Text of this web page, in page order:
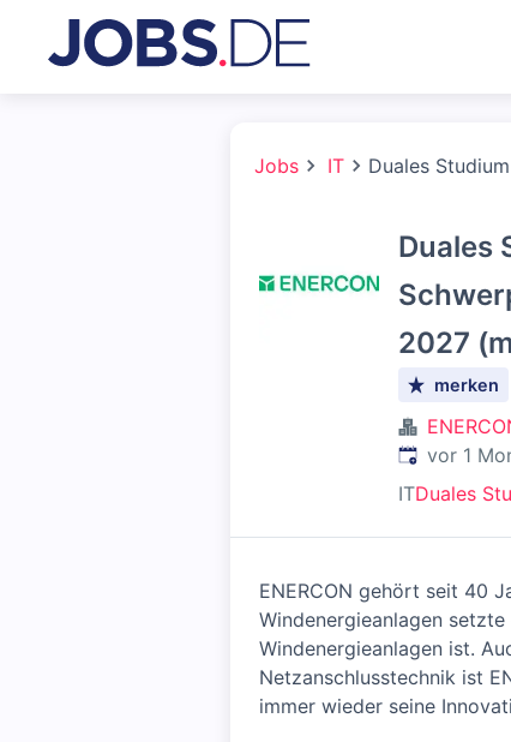
Jobs IT Duales
Duales
2027
merken
vor 1
ITDuales
ENERCON gehört seit 40
Windenergieanlagen
Windenergieanlagen ist.
Netzanschlusstechnik ist
immer wieder seine